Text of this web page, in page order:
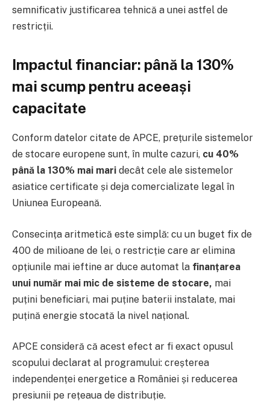
semnificativ justificarea tehnică a unei astfel de
restricții.
Impactul financiar: până la 130%
mai scump pentru aceeași
capacitate
Conform datelor citate de APCE, prețurile sistemelor
de stocare europene sunt, în multe cazuri, cu 40%
până la 130% mai mari decât cele ale sistemelor
asiatice certificate și deja comercializate legal în
Uniunea Europeană.
Consecința aritmetică este simplă: cu un buget fix de
400 de milioane de lei, o restricție care ar elimina
opțiunile mai ieftine ar duce automat la finanțarea
unui număr mai mic de sisteme de stocare, mai
puțini beneficiari, mai puține baterii instalate, mai
puțină energie stocată la nivel național.
APCE consideră că acest efect ar fi exact opusul
scopului declarat al programului: creșterea
independenței energetice a României și reducerea
presiunii pe rețeaua de distribuție.